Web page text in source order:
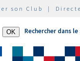
son Club |
Rechercher dans